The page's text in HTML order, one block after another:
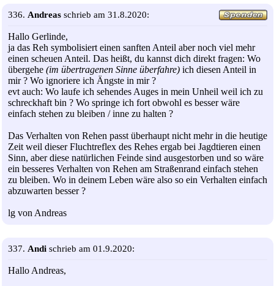
336. Andreas schrieb am 31.8.2020:
Hallo Gerlinde,
ja das Reh symbolisiert einen sanften Anteil aber noch viel mehr
einen scheuen Anteil. Das heißt, du kannst dich direkt fragen: Wo
übergehe (im übertragenen Sinne überfahre) ich diesen Anteil in
mir ? Wo ignoriere ich Ängste in mir ?
evt auch: Wo laufe ich sehendes Auges in mein Unheil weil ich zu
schreckhaft bin ? Wo springe ich fort obwohl es besser wäre
einfach stehen zu bleiben / inne zu halten ?
Das Verhalten von Rehen passt überhaupt nicht mehr in die heutige
Zeit weil dieser Fluchtreflex des Rehes ergab bei Jagdtieren einen
Sinn, aber diese natürlichen Feinde sind ausgestorben und so wäre
ein besseres Verhalten von Rehen am Straßenrand einfach stehen
zu bleiben. Wo in deinem Leben wäre also so ein Verhalten einfach
abzuwarten besser ?
lg von Andreas
337. Andi schrieb am 01.9.2020:
Hallo Andreas,